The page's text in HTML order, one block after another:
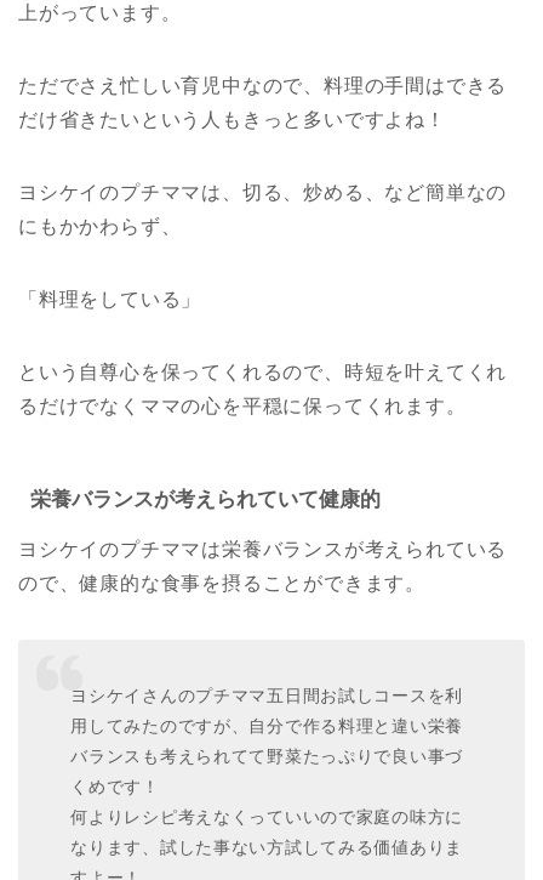
上がっています。
ただでさえ忙しい育児中なので、料理の手間はできる
だけ省きたいという人もきっと多いですよね！
ヨシケイのプチママは、切る、炒める、など簡単なの
にもかかわらず、
「料理をしている」
という自尊心を保ってくれるので、時短を叶えてくれ
るだけでなくママの心を平穏に保ってくれます。
栄養バランスが考えられていて健康的
ヨシケイのプチママは栄養バランスが考えられている
ので、健康的な食事を摂ることができます。
ヨシケイさんのプチママ五日間お試しコースを利
用してみたのですが、自分で作る料理と違い栄養
バランスも考えられてて野菜たっぷりで良い事づ
くめです！
何よりレシピ考えなくっていいので家庭の味方に
なります、試した事ない方試してみる価値ありま